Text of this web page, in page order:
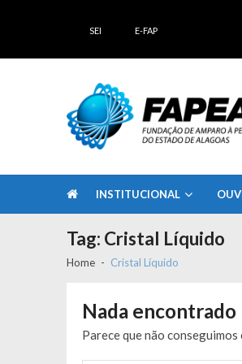
SEI E-FAP
INSTITUCIONAL
Tag: Cristal Líquido
Home Cristal Líquido
Nada encontrado
Parece que não